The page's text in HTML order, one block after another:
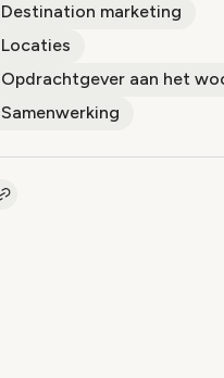
Destination marketing
Locaties
Opdrachtgever aan het
Samenwerking
Kopieer link naar artikel